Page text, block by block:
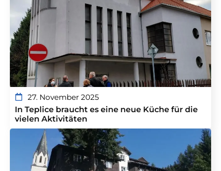
27. November 2025
In Teplice braucht es eine neue Küche für die
vielen Aktivitäten